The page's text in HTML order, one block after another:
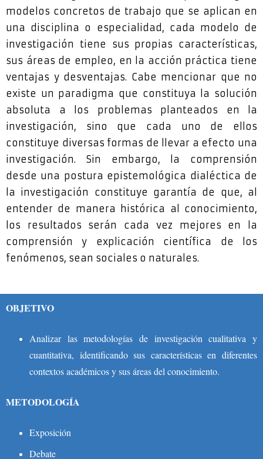
modelos concretos de trabajo que se aplican en
una disciplina o especialidad, cada modelo de
investigación tiene sus propias características,
sus áreas de empleo, en la acción práctica tiene
ventajas y desventajas. Cabe mencionar que no
existe un paradigma que constituya la solución
absoluta a los problemas planteados en la
investigación, sino que cada uno de ellos
constituye diversas formas de llevar a efecto una
investigación. Sin embargo, la comprensión
desde una postura epistemológica dialéctica de
la investigación constituye garantía de que, al
entender de manera histórica al conocimiento,
los resultados serán cada vez mejores en la
comprensión y explicación científica de los
fenómenos, sean sociales o naturales.
OBJETIVO
Analizar las metodologías de investigación cualitativa y
cuantitativa, identificando sus características en diferentes
contextos académicos y sus áreas del conocimiento.
METODOLOGÍA
Exposición
Debate